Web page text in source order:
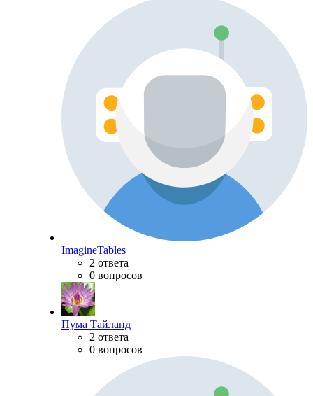
ImagineTables
2 ответа
0 вопросов
Пума Тайланд
2 ответа
0 вопросов